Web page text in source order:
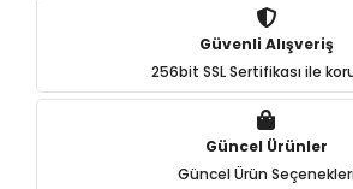
Güvenli Alışveriş
256bit SSL Sertifikası ile
Güncel Ürünler
Güncel Ürün